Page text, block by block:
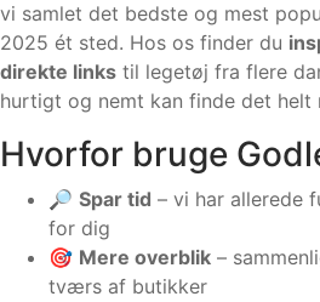
vi samlet det bedste og mest
2025 ét sted. Hos os finder du
direkte links til legetøj fra flere
hurtigt og nemt kan finde det
Hvorfor bruge
🔎 Spar tid – vi har allerede
for dig
🎯 Mere overblik –
tværs af butikker